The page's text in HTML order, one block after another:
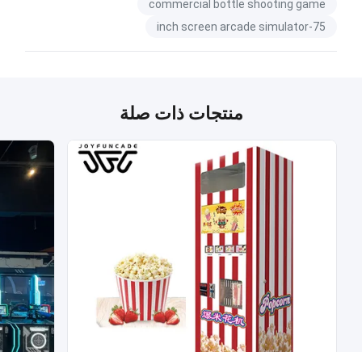
commercial bottle shooting game
75-inch screen arcade simulator
منتجات ذات صلة